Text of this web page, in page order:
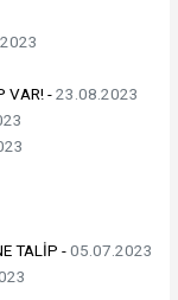
VAR! -23.08.2023
TALİP -05.07.2023